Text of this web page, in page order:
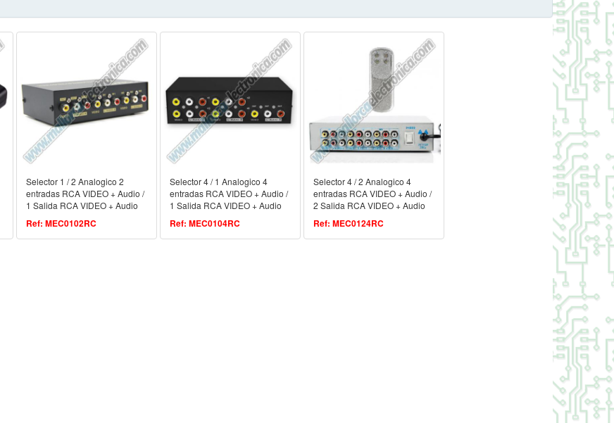
Selector 1 / 2 Analogico 2
entradas RCA VIDEO + Audio /
1 Salida RCA VIDEO + Audio
Ref: MEC0102RC
Selector 4 / 1 Analogico 4
entradas RCA VIDEO + Audio /
1 Salida RCA VIDEO + Audio
Ref: MEC0104RC
Selector 4 / 2 Analogico 4
entradas RCA VIDEO + Audio /
2 Salida RCA VIDEO + Audio
Ref: MEC0124RC